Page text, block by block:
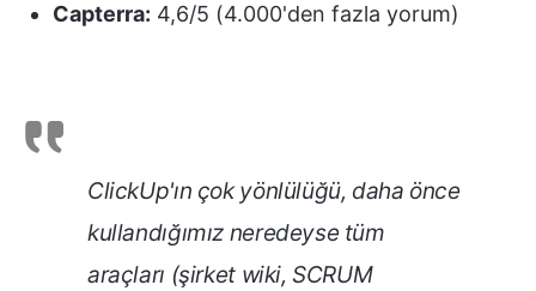
Capterra: 4,6/5 (4.000'den fazla yorum)
ClickUp'ın çok yönlülüğü, daha önce
kullandığımız neredeyse tüm
araçları (şirket wiki, SCRUM